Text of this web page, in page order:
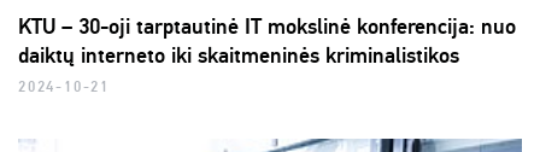
KTU – 30-oji tarptautinė IT mokslinė konferencija: nuo
daiktų interneto iki skaitmeninės kriminalistikos
2024-10-21